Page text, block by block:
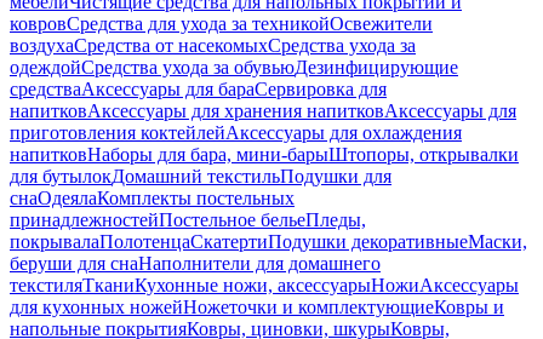
ковровСредства для ухода за техникойОсвежители
воздухаСредства от насекомыхСредства ухода за
одеждойСредства ухода за обувьюДезинфицирующие
средстваАксессуары для бараСервировка для
напитковАксессуары для хранения напитковАксессуары для
приготовления коктейлейАксессуары для охлаждения
напитковНаборы для бара, мини-барыШтопоры, открывалки
для бутылокДомашний текстильПодушки для
снаОдеялаКомплекты постельных
принадлежностейПостельное бельеПледы,
покрывалаПолотенцаСкатертиПодушки декоративныеМаски,
беруши для снаНаполнители для домашнего
текстиляТканиКухонные ножи, аксессуарыНожиАксессуары
для кухонных ножейНожеточки и комплектующиеКовры и
напольные покрытияКовры, циновки, шкурыКовры,